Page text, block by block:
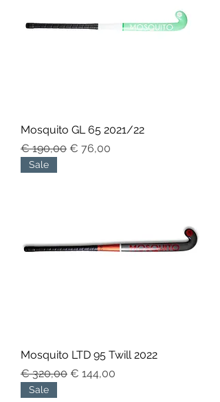
Mosquito GL 65 2021/22
Normale prijs
€ 190,00 Verkoopprijs
€ 76,00
Sale
Mosquito LTD 95 Twill 2022
Normale prijs
€ 320,00 Verkoopprijs
€ 144,00
Sale